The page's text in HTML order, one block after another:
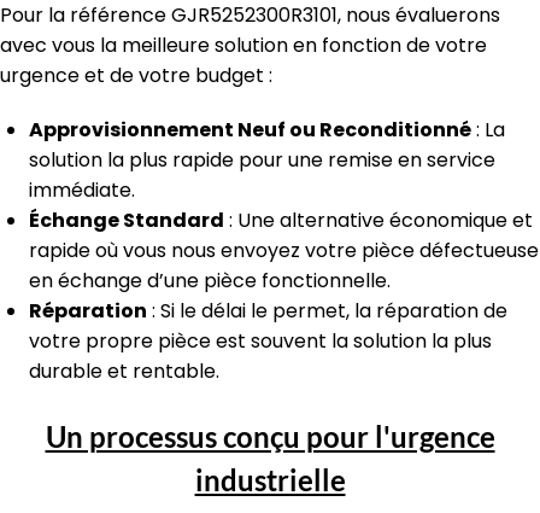
Pour la référence GJR5252300R3101, nous évaluerons
avec vous la meilleure solution en fonction de votre
urgence et de votre budget :
Approvisionnement Neuf ou Reconditionné: La
solution la plus rapide pour une remise en service
immédiate.
Échange Standard : Une alternative économique et
rapide où vous nous envoyez votre pièce défectueuse
en échange d’une pièce fonctionnelle.
Réparation : Si le délai le permet, la réparation de
votre propre pièce est souvent la solution la plus
durable et rentable.
Un processus conçu pour l'urgence
industrielle